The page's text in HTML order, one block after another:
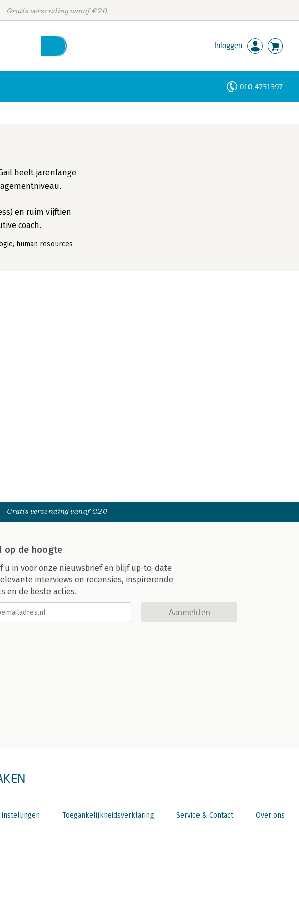
Gratis verzending vanaf €20
Inloggen
010-4731397
heeft jarenlange
en ruim vijftien
coach.
human resources
Gratis verzending vanaf €20
op de hoogte
u in voor onze nieuwsbrief en blijf up-to-date
interviews en recensies, inspirerende
en de beste acties.
Aanmelden
instellingen Toegankelijkheidsverklaring Service & Contact Over ons
Personen